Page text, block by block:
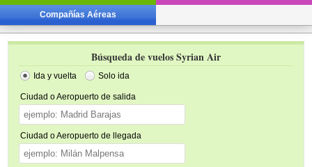
Compañías Aéreas
Búsqueda de vuelos Syrian Air
Ida y vuelta Solo ida
Ciudad o Aeropuerto de salida
Ciudad o Aeropuerto de llegada